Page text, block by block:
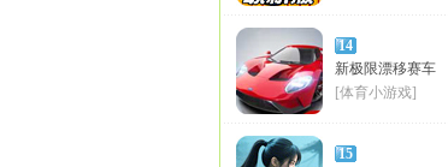
14
新极限漂移赛车
[体育小游戏]
15